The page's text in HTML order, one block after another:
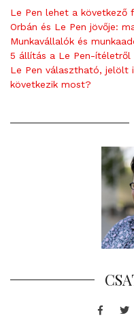
Le Pen lehet a következő
Orbán és Le Pen jövője:
Munkavállalók és
5 állítás a Le Pen-ítéletről
Le Pen választható, jelölt
következik most?